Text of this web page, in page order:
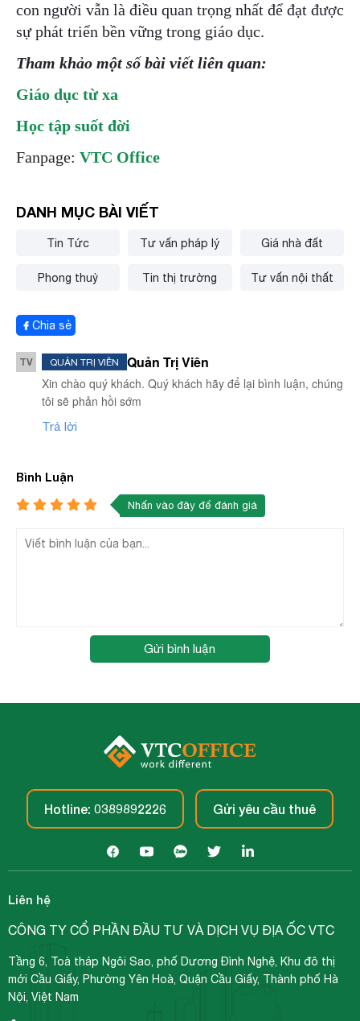
con người vẫn là điều quan trọng nhất để đạt được
sự phát triển bền vững trong giáo dục.
Tham khảo một số bài viết liên quan:
Giáo dục từ xa
Học tập suốt đời
Fanpage: VTC Office
DANH MỤC BÀI VIẾT
Tin Tức Tư vấn pháp lý Giá nhà đất
Phong thuỷ Tin thị trường Tư vấn nội thất
Chia sẻ
TV Quản Trị Viên
QUẢN TRỊ VIÊN
Xin chào quý khách. Quý khách hãy để lại bình luận, chúng
tôi sẽ phản hồi sớm
Trả lời
Bình Luận
Nhấn vào đây để đánh giá
Gửi bình luận
Hotline: 0389892226 Gửi yêu cầu thuê
Liên hệ
CÔNG TY CỔ PHẦN ĐẦU TƯ VÀ DỊCH VỤ ĐỊA ỐC VTC
Tầng 6, Toà tháp Ngôi Sao, phố Dương Đình Nghệ, Khu đô thị
mới Cầu Giấy, Phường Yên Hoà, Quận Cầu Giấy, Thành phố Hà
Nội, Việt Nam